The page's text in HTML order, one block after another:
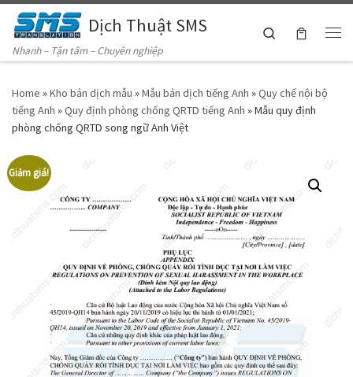
Skip to contentDịch Thuật SMS
Nhanh – Tận tâm – Chuyên nghiệp
Search
Home »Kho bản dịch mẫu »Mẫu bản dịch tiếng Anh »Quy chế nội bộ
tiếng Anh »Quy định phòng chống QRTD tiếng Anh »Mẫu quy định
phòng chống QRTD song ngữ Anh Việt
Giảm giá!